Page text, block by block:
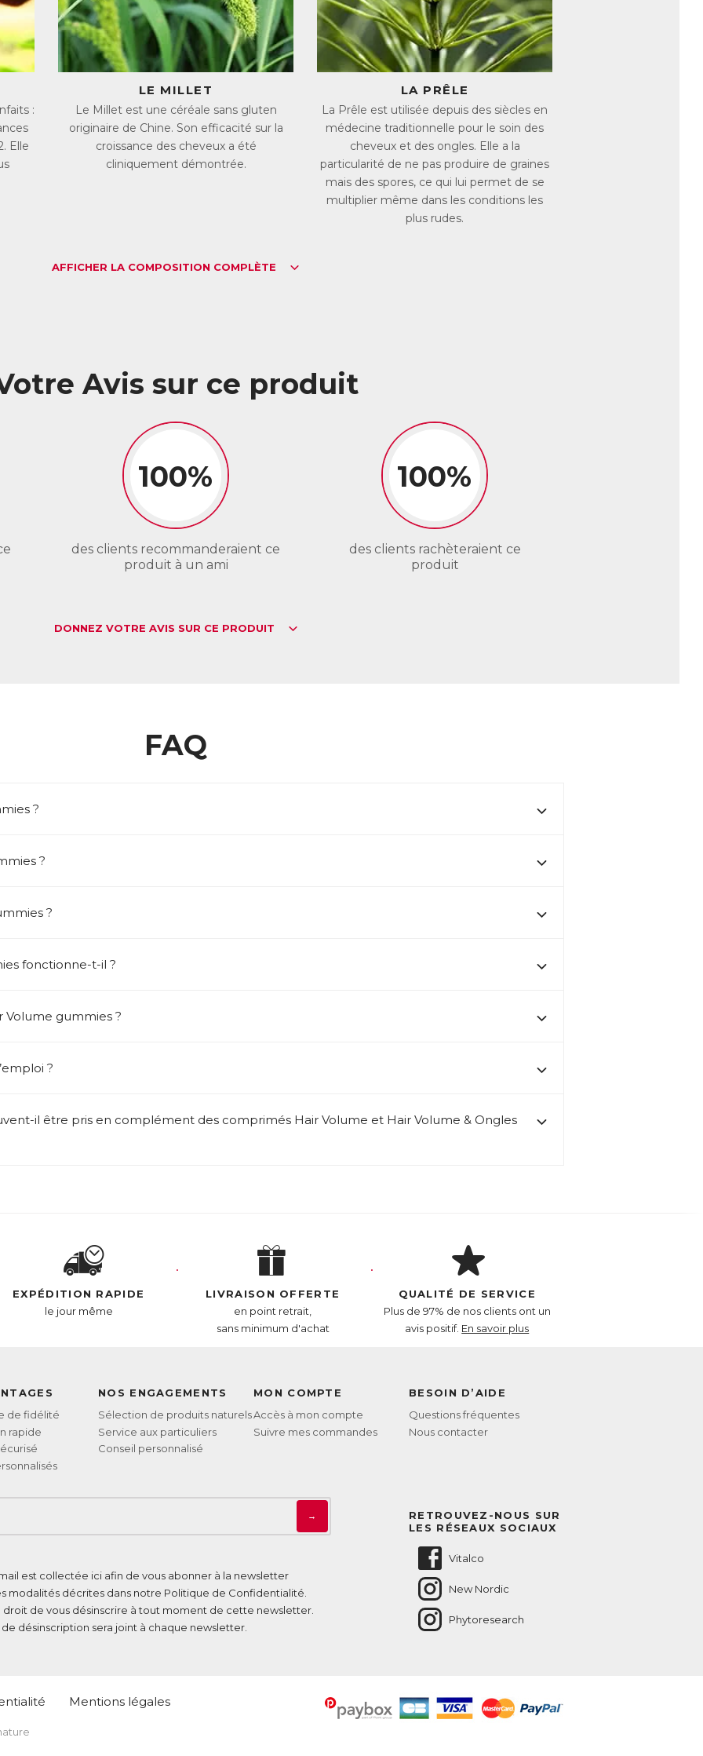
:
Elle
LE MILLET
Le Millet est une céréale sans gluten
originaire de Chine. Son efficacité sur la
croissance des cheveux a été
cliniquement démontrée.
LA PRÊLE
La Prêle est utilisée depuis des siècles en
médecine traditionnelle pour le soin des
cheveux et des ongles. Elle a la
particularité de ne pas produire de graines
mais des spores, ce qui lui permet de se
multiplier même dans les conditions les
plus rudes.
AFFICHER LA COMPOSITION COMPLÈTE
Avis sur ce produit
100%
des clients recommanderaient ce
produit à un ami
100%
des clients rachèteraient ce
produit
DONNEZ VOTRE AVIS SUR CE PRODUIT
FAQ
?
?
?
fonctionne-t-il ?
Volume gummies ?
?
il être pris en complément des comprimés Hair Volume et Hair Volume & Ongles
EXPÉDITION RAPIDE
le jour même
LIVRAISON OFFERTE
en point retrait,
sans minimum d'achat
QUALITÉ DE SERVICE
Plus de 97% de nos clients ont un
avis positif. En savoir plus
de fidélité
rapide
NOS ENGAGEMENTS
Sélection de produits naturels
Service aux particuliers
Conseil personnalisé
MON COMPTE
Accès à mon compte
Suivre mes commandes
BESOIN D’AIDE
Questions fréquentes
Nous contacter
RETROUVEZ-NOUS SUR
LES RÉSEAUX SOCIAUX
Vitalco
New Nordic
Phytoresearch
→
est collectée ici afin de vous abonner à la newsletter
modalités décrites dans notre Politique de Confidentialité
droit de vous désinscrire à tout moment de cette newsletter.
de désinscription sera joint à chaque newsletter.
Mentions légales